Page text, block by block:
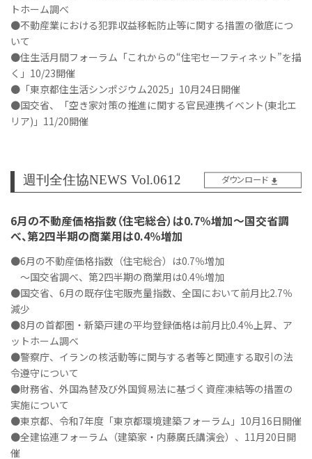
トホーム調べ
●不動産業における犯罪収益移転防止等に関する措置の徹底につ
いて
●住生活月間フォーラム「これからの“住宅セーフティネット”を描
く」10/23開催
●「東京都住生活シンポジウム2025」10月24日開催
●国交省、「空き家対策の推進に関する官民連携イベント(東北エ
リア)」11/20開催
週刊全住協NEWS Vol.0612 ダウンロード
6月の不動産価格指数（住宅総合）は0.7％増加～国交省調
べ、第2四半期の商業用は0.4％増加
●6月の不動産価格指数（住宅総合）は0.7％増加
～国交省調べ、第2四半期の商業用は0.4％増加
●国交省、6月の既存住宅販売量指数、全国において前月比2.7％
減少
●8月の首都圏・新築戸建の平均登録価格は前月比0.4％上昇、ア
ットホーム調べ
●警察庁、イランの核活動等に関与する者等と関連する取引の法
令遵守について
●財務省、外国為替及び外国貿易法に基づく資産凍結等の措置の
実施について
●東京都、令和7年度「東京都環境建築フォーラム」10月16日開催
●全建協連フォーラム（建築家・内藤廣氏講演会）、11月20日開
催